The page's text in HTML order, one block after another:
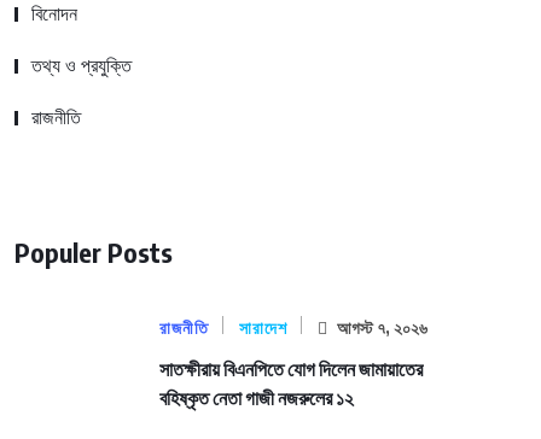
বিনোদন
তথ্য ও প্রযুক্তি
রাজনীতি
Populer Posts
রাজনীতি সারাদেশ আগস্ট ৭, ২০২৬
সাতক্ষীরায় বিএনপিতে যোগ দিলেন জামায়াতের
বহিষ্কৃত নেতা গাজী নজরুলের ১২